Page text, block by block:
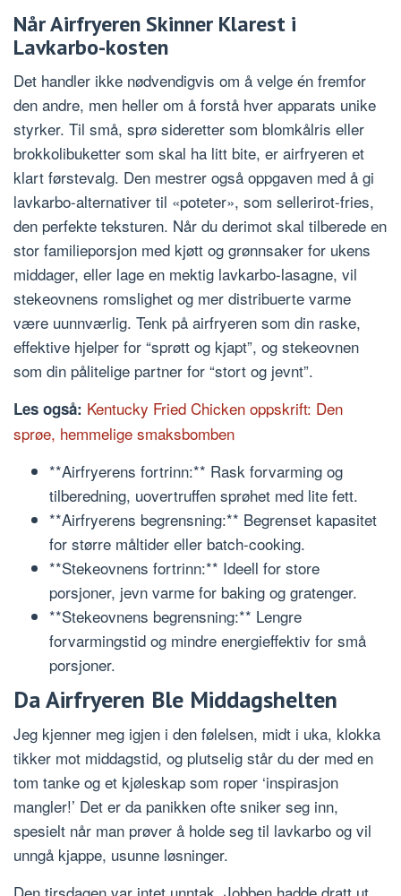
Når Airfryeren Skinner Klarest i
Lavkarbo-kosten
Det handler ikke nødvendigvis om å velge én fremfor
den andre, men heller om å forstå hver apparats unike
styrker. Til små, sprø sideretter som blomkålris eller
brokkolibuketter som skal ha litt bite, er airfryeren et
klart førstevalg. Den mestrer også oppgaven med å gi
lavkarbo-alternativer til «poteter», som sellerirot-fries,
den perfekte teksturen. Når du derimot skal tilberede en
stor familieporsjon med kjøtt og grønnsaker for ukens
middager, eller lage en mektig lavkarbo-lasagne, vil
stekeovnens romslighet og mer distribuerte varme
være uunnværlig. Tenk på airfryeren som din raske,
effektive hjelper for “sprøtt og kjapt”, og stekeovnen
som din pålitelige partner for “stort og jevnt”.
Les også: Kentucky Fried Chicken oppskrift: Den
sprøe, hemmelige smaksbomben
**Airfryerens fortrinn:** Rask forvarming og
tilberedning, uovertruffen sprøhet med lite fett.
**Airfryerens begrensning:** Begrenset kapasitet
for større måltider eller batch-cooking.
**Stekeovnens fortrinn:** Ideell for store
porsjoner, jevn varme for baking og gratenger.
**Stekeovnens begrensning:** Lengre
forvarmingstid og mindre energieffektiv for små
porsjoner.
Da Airfryeren Ble Middagshelten
Jeg kjenner meg igjen i den følelsen, midt i uka, klokka
tikker mot middagstid, og plutselig står du der med en
tom tanke og et kjøleskap som roper ‘inspirasjon
mangler!’ Det er da panikken ofte sniker seg inn,
spesielt når man prøver å holde seg til lavkarbo og vil
unngå kjappe, usunne løsninger.